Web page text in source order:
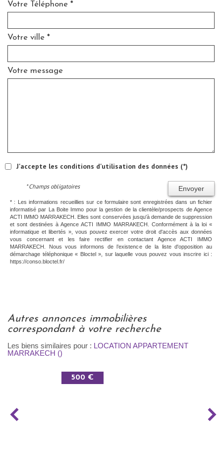
Votre Téléphone *
Votre ville *
Votre message
J'accepte les conditions d'utilisation des données (*)
Envoyer
* Champs obligatoires
* : Les informations recueillies sur ce formulaire sont enregistrées dans un fichier
informatisé par La Boite Immo pour la gestion de la clientèle/prospects de Agence
ACTI IMMO MARRAKECH. Elles sont conservées jusqu'à demande de suppression
et sont destinées à Agence ACTI IMMO MARRAKECH. Conformément à la loi «
informatique et libertés », vous pouvez exercer votre droit d'accès aux données
vous concernant et les faire rectifier en contactant Agence ACTI IMMO
MARRAKECH. Nous vous informons de l’existence de la liste d'opposition au
démarchage téléphonique « Bloctel », sur laquelle vous pouvez vous inscrire ici :
https://conso.bloctel.fr/
autres annonces immobilières
correspondant à votre recherche
Les biens similaires pour : LOCATION APPARTEMENT
MARRAKECH ()
500 €